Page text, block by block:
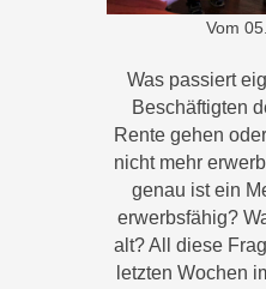
Vom
Was passiert
Beschäftigten
Rente gehen
nicht mehr
genau ist ein
erwerbsfähig?
alt? All diese
letzten Wochen